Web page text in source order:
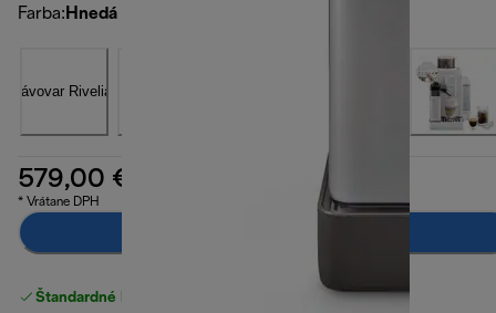
Farba: Hnedá
579,00 €
* Vrátane DPH
Štandardné bezplatné doručenie